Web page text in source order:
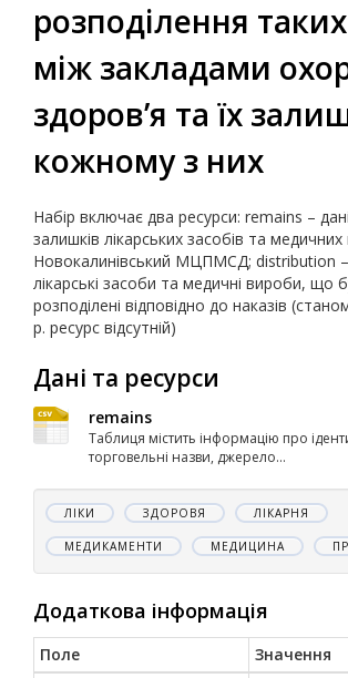
розподілення таких
між закладами
здоров’я та їх
кожному з них
Набір включає два ресурси: remains –
залишків лікарських засобів та
Новокалинівський МЦПМСД; distribution –
лікарські засоби та медичні вироби, що
розподілені відповідно до наказів
р. ресурс відсутній)
Дані та ресурси
remains
Таблиця містить інформацію про
торговельні назви, джерело...
ЛІКИ ЗДОРОВЯ ЛІКАРНЯ
МЕДИКАМЕНТИ МЕДИЦИНА
Додаткова інформація
Поле
Значення